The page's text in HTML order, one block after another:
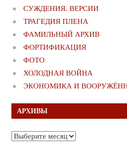
СУЖДЕНИЯ. ВЕРСИИ
ТРАГЕДИЯ ПЛЕНА
ФАМИЛЬНЫЙ АРХИВ
ФОРТИФИКАЦИЯ
ФОТО
ХОЛОДНАЯ ВОЙНА
ЭКОНОМИКА И
АРХИВЫ
Архивы